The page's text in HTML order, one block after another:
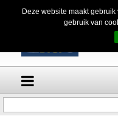
Deze website maakt
gebruik van